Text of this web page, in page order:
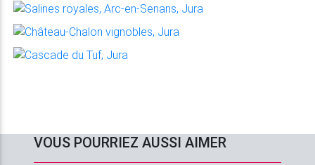
VOUS POURRIEZ AUSSI AIMER